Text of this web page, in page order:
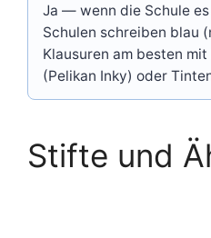
Ja — wenn die Schule
Schulen schreiben blau
Klausuren am besten
(Pelikan Inky) oder
Stifte und